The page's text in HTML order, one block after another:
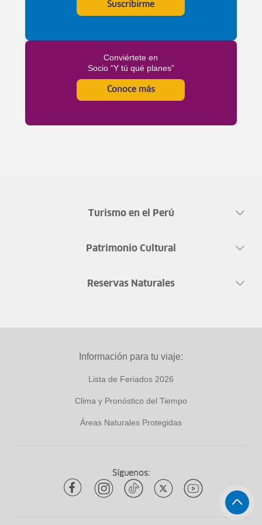
Suscribirme
Conviértete en
Socio “Y tú qué planes”
Conoce más
Turismo en el Perú
Patrimonio Cultural
Reservas Naturales
Información para tu viaje:
Lista de Feriados 2026
Clima y Pronóstico del Tiempo
Áreas Naturales Protegidas
Síguenos: